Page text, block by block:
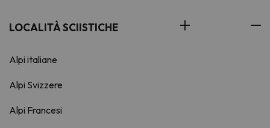
LOCALITÀ SCIISTICHE
Alpi italiane
Alpi Svizzere
Alpi Francesi